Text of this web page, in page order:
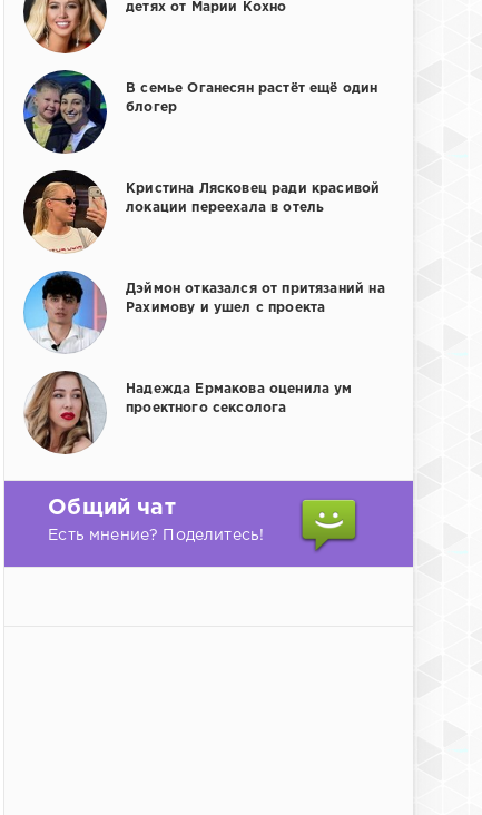
детях от Марии Кохно
В семье Оганесян растёт ещё один
блогер
Кристина Лясковец ради красивой
локации переехала в отель
Дэймон отказался от притязаний на
Рахимову и ушел с проекта
Надежда Ермакова оценила ум
проектного сексолога
Общий чат
Есть мнение? Поделитесь!